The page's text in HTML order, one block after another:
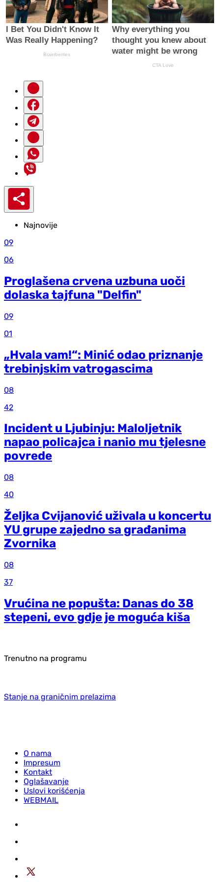
Najnovije
09
06
Proglašena crvena uzbuna uoči
dolaska tajfuna "Delfin"
09
01
„Hvala vam!“: Minić odao priznanje
trebinjskim vatrogascima
08
42
Incident u Ljubinju: Maloljetnik
napao policajca i nanio mu tjelesne
povrede
08
40
Željka Cvijanović uživala u koncertu
YU grupe zajedno sa građanima
Zvornika
08
37
Vrućina ne popušta: Danas do 38
stepeni, evo gdje je moguća kiša
Trenutno na programu
Stanje na graničnim prelazima
O nama
Impresum
Kontakt
Oglašavanje
Uslovi korišćenja
WEBMAIL